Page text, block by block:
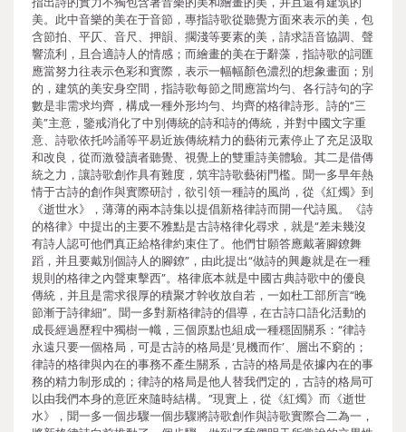
美。此中音樂的美在于音節，專指詩歌從聽覺方面來表示的美，包
含節拍、平仄、音尺、押韻、擱淺等要素的美，請求語音協調、聲
響流利，且合適詩人的情感；而繪畫的美在于辭藻，指詩歌的詞匯
應當努力往表示色彩和實際，表示一幅幅顏色濃烈的想象畫面；別
的，建筑的美安身空間，指詩歌每節之間應當均勻、各行詩句的字
數是非需求均齊，構成一種外形均勻、均齊的格律詩形。詩的“三
美”主意，鑒戒消化了中別傳統的詩和詩的傳統，并對中國文字重
意、詩歌依托吟誦等平易近族傳統精力的藝術元素停止了充足汲取
和改良，從而激發讀者聽覺、視覺上的雙重詩美體驗。其二是借傳
統之力，讓詩歌創作具有難度，筑牢詩歌藝術門檻。聞一多早年熱
情于古詩的創作與實際研討，欲引領一種詩的風尚，從《紅燭》到
《逝世水》，薄薄的兩本詩集以提倡新格律詩而開一代詩風。《詩
的格律》中提出的主要不雅點是古詩格律化尋求，就是“差未幾沒
有詩人認可他們真正給格律約束住了。他們甘願答應戴著腳鐐舞
蹈，并且要戴別個詩人的腳鐐”，由此提出“做詩的興趣就是在一種
規則的格律之內聲東擊西”。格律底本就是中國古典詩歌中的優良
傳統，并且是需求很厚的積聚才幹收放自若，一如杜工部所言“晚
節漸于詩律細”。聞一多對新格律詩的倡導，在古詩口語化活動的
成長經過歷程中獨樹一幟，三個原點也組成一種穩固關系：“律詩
永遠只要一個格局，可是古詩的格局是‘見機而作’、層出不窮的；
律詩的格律與內在的事務不產生關系，古詩的格局是依據內在的事
務的精力制形成的；律詩的格局是他人替我們定的，古詩的格局可
以由我們本身的意匠來隨時結構。”現實上，從《紅燭》而《逝世
水》，聞一多一個步驟一個步驟將詩歌創作與詩歌實際合二為一，